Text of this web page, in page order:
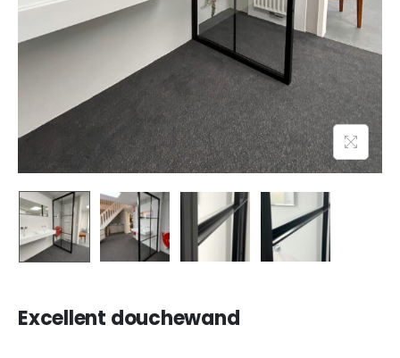
Excellent douchewand